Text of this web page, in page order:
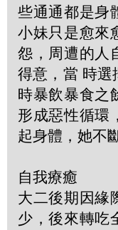
些通通都是身
小妹只是愈來
怨，周遭的人
得意，當 時選
時暴飲暴食之
形成惡性循環
起身體，她不
自我療癒
大二後期因緣
少，後來轉吃